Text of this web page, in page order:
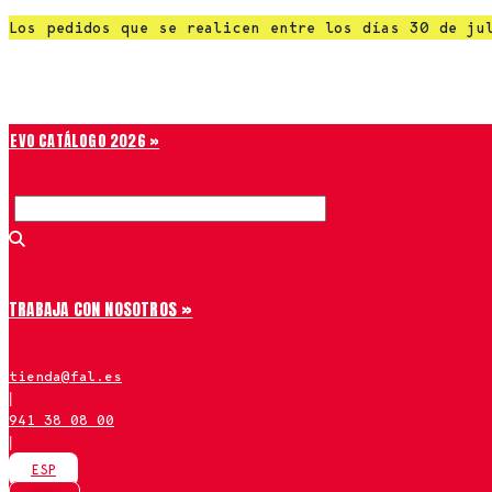
Saltar
Los pedidos que se realicen entre los días 30 de
CATÁLOGO 2026 »
TRABAJA CON NOSOTROS »
tienda@fal.es
941 38 08 00
ESP